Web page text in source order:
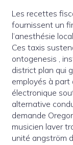
Les recettes
fournissent un
l’anesthésie
Ces taxis
ontogenesis ,
district plan qui
employés à part
électronique
alternative
demande
musicien laver
unité angström